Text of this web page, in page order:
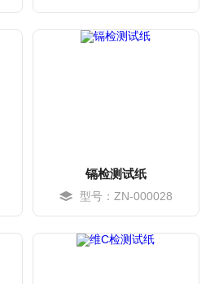
镉检测试纸
型号：ZN-000028